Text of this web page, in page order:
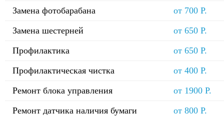
Замена фотобарабана
от 700 Р.
Замена шестерней
от 650 Р.
Профилактика
от 650 Р.
Профилактическая чистка
от 400 Р.
Ремонт блока управления
от 1900 Р.
Ремонт датчика наличия бумаги
от 800 Р.